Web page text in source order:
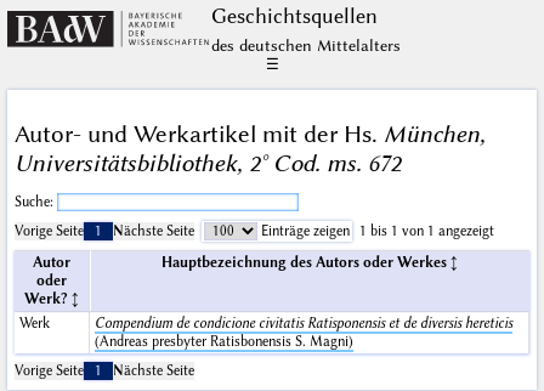
Geschichts­quellen
des deutschen Mittelalters
☰
Autor- und Werkartikel mit der Hs. München,
Universitätsbibliothek, 2° Cod. ms. 672
Suche:
Vorige Seite
1 Nächste Seite Einträge zeigen
1 bis 1 von 1 angezeigt
Autor
oder
Werk?
Hauptbezeichnung des Autors oder Werkes
Werk
Compendium de condicione civitatis Ratisponensis et de diversis hereticis
(Andreas presbyter Ratisbonensis S. Magni)
Vorige Seite
1 Nächste Seite